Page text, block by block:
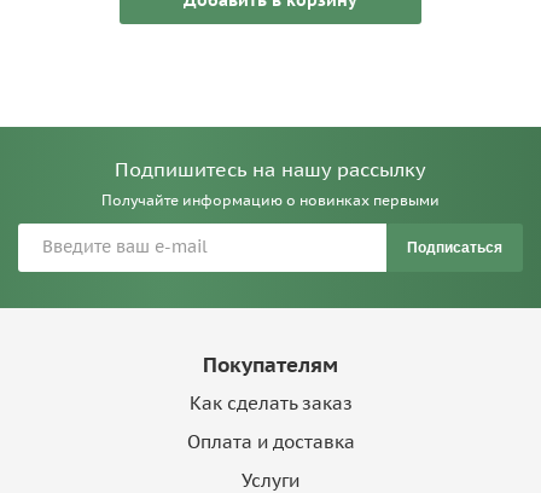
Подпишитесь на нашу рассылку
Получайте информацию о новинках первыми
Подписаться
Покупателям
Как сделать заказ
Оплата и доставка
Услуги